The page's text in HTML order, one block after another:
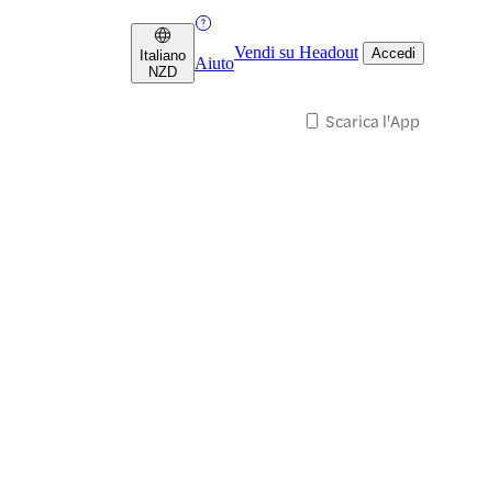
Italiano
NZD
Aiuto
Vendi su Headout Accedi
Scarica l'App